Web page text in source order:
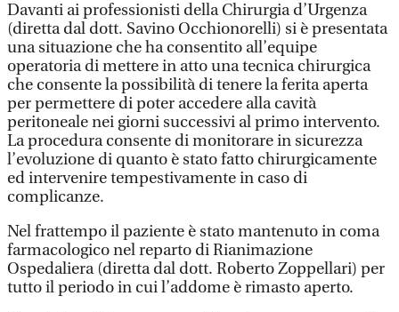
Davanti ai professionisti della Chirurgia d’Urgenza
(diretta dal dott. Savino Occhionorelli) si è presentata
una situazione che ha consentito all’equipe
operatoria di mettere in atto una tecnica chirurgica
che consente la possibilità di tenere la ferita aperta
per permettere di poter accedere alla cavità
peritoneale nei giorni successivi al primo intervento.
La procedura consente di monitorare in sicurezza
l’evoluzione di quanto è stato fatto chirurgicamente
ed intervenire tempestivamente in caso di
complicanze.
Nel frattempo il paziente è stato mantenuto in coma
farmacologico nel reparto di Rianimazione
Ospedaliera (diretta dal dott. Roberto Zoppellari) per
tutto il periodo in cui l’addome è rimasto aperto.